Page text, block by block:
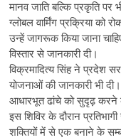
मानव जाति बल्कि प्रकृति पर
ग्लोबल वार्मिंग प्रक्रिया
उन्हें जागरूक किया जाना
विस्तार से जानकारी दी।
विक्रमादित्य सिंह ने प्रदेश
योजनाओं की जानकारी भी
आधारभूत ढांचे को सुदृढ़ करने
इस शिविर के दौरान
शक्तियों में से एक बनाने के